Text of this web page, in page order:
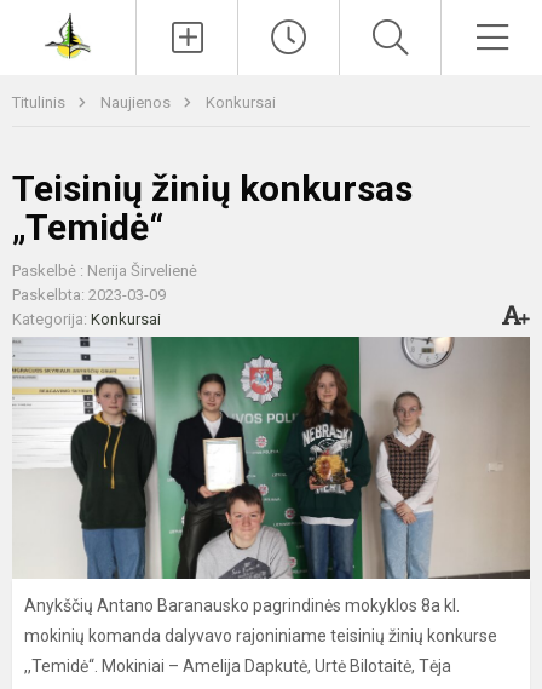
Titulinis Naujienos Konkursai
Teisinių žinių konkursas
„Temidė“
Paskelbė : Nerija Širvelienė
Paskelbta: 2023-03-09
Kategorija: Konkursai
Anykščių Antano Baranausko pagrindinės mokyklos 8a kl.
mokinių komanda dalyvavo rajoniniame teisinių žinių konkurse
,,Temidė“. Mokiniai – Amelija Dapkutė, Urtė Bilotaitė, Tėja